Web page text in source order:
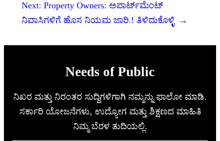
Next: Property Owners: ಅಪಾರ್ಟ್‌ಮೆಂಟ್‌
ನಿವಾಸಿಗಳಿಗೆ ಹೊಸ ನಿಯಮ ಜಾರಿ.! ತಿಳಿದುಕೊಳ್ಳಿ →
Needs of Public
ನಿಖರ ಮತ್ತು ನಿರಂತರ ಸುದ್ದಿಗಳಿಗಾಗಿ ನಮ್ಮನ್ನು ಫಾಲೋ ಮಾಡಿ.
ಸರ್ಕಾರಿ ಯೋಜನೆಗಳು, ಉದ್ಯೋಗ ಮತ್ತು ಶಿಕ್ಷಣದ ಮಾಹಿತಿ
ನಿಮ್ಮ ಬೆರಳ ತುದಿಯಲ್ಲಿ.